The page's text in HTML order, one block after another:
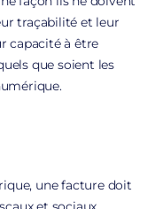
traçabilité et leur
capacité à être
que soient les
une facture doit